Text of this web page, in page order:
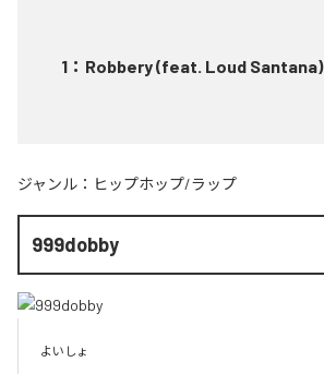
1 ： Robbery (feat. Loud Santana)
ジャンル： ヒップホップ/ラップ
999dobby
よいしょ